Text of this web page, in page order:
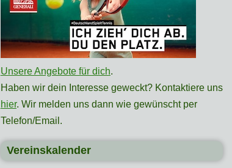
Unsere Angebote für dich.
Haben wir dein Interesse geweckt? Kontaktiere uns
hier. Wir melden uns dann wie gewünscht per
Telefon/Email.
Vereinskalender